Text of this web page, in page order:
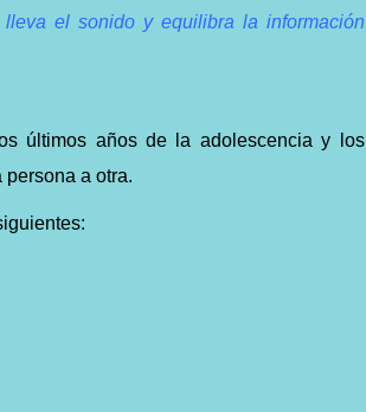
el sonido y equilibra la información
últimos años de la adolescencia y los
a otra.